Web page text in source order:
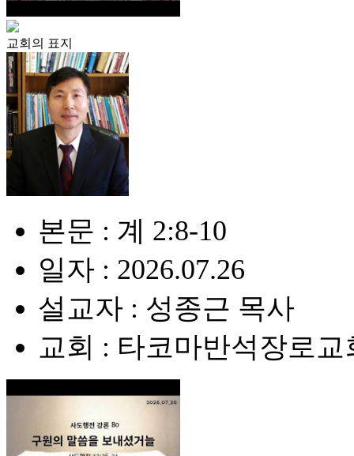
교회의 표지
본문 : 계 2:8-10
일자 : 2026.07.26
설교자 : 성종근 목사
교회 : 타코마반석장로교